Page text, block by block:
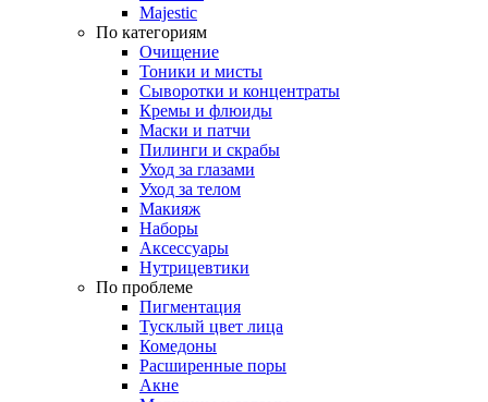
Majestic
По категориям
Очищение
Тоники и мисты
Сыворотки и концентраты
Кремы и флюиды
Маски и патчи
Пилинги и скрабы
Уход за глазами
Уход за телом
Макияж
Наборы
Аксессуары
Нутрицевтики
По проблеме
Пигментация
Тусклый цвет лица
Комедоны
Расширенные поры
Акне